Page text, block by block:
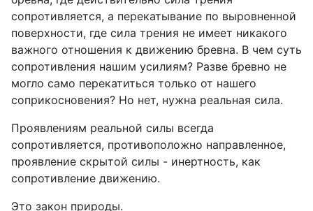
сопротивляется, а перекатывание по выровненной
поверхности, где сила трения не имеет никакого
важного отношения к движению бревна. В чем суть
сопротивления нашим усилиям? Разве бревно не
могло само перекатиться только от нашего
соприкосновения? Но нет, нужна реальная сила.
Проявлениям реальной силы всегда
сопротивляется, противоположно направленное,
проявление скрытой силы - инертность, как
сопротивление движению.
Это закон природы.